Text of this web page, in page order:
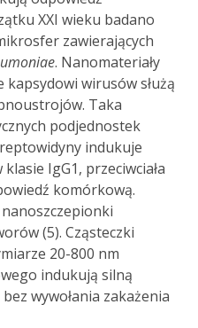
XXI wieku badano
zawierających
. Nanomateriały
wirusów służą
Taka
podjednostek
indukuje
IgG1, przeciwciała
komórkową.
(5). Cząsteczki
20-800 nm
indukują silną
wywołania zakażenia